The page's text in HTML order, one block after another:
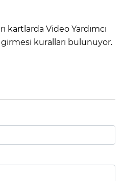
kartlarda Video Yardımcı
kuralları bulunuyor.